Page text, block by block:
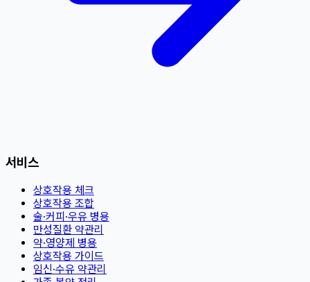
서비스
상호작용 체크
상호작용 조합
술·커피·우유 병용
만성질환 약관리
약·영양제 병용
상호작용 가이드
임신·수유 약관리